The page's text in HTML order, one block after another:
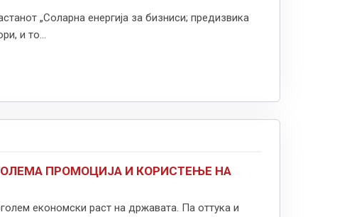
„Соларна енергија за бизниси; предизвика
и то...
ПРОМОЦИЈА И КОРИСТЕЊЕ НА
економски раст на државата. Па оттука и